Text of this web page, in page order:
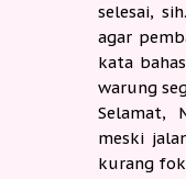
selesai,
agar
kata
warung
Selamat,
meski
kurang